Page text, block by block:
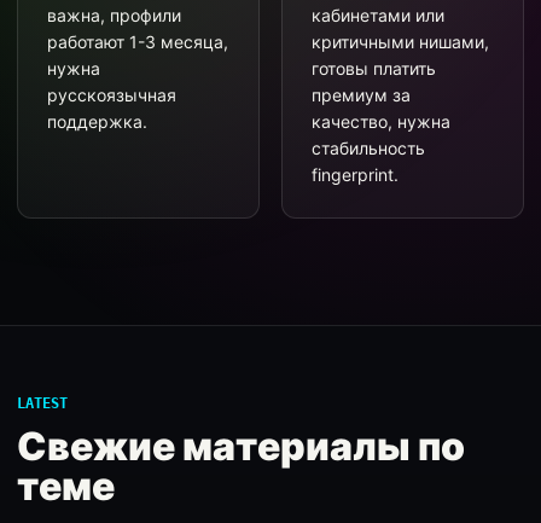
важна, профили
работают 1-3 месяца,
нужна
русскоязычная
поддержка.
кабинетами или
критичными нишами,
готовы платить
премиум за
качество, нужна
стабильность
fingerprint.
LATEST
Свежие материалы по
теме